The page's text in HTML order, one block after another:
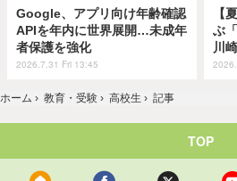
Google、アプリ向け年齢確認
APIを年内に世界展開…未成年
者保護を強化
2026.7.31 Fri 13:45
【
ぶ
川
ホーム › 教育・受験 › 高校生 › 記事
TOP